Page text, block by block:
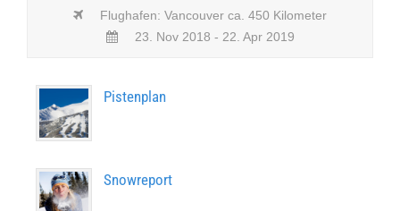
Flughafen: Vancouver ca. 450 Kilometer
23. Nov 2018 - 22. Apr 2019
Pistenplan
Snowreport